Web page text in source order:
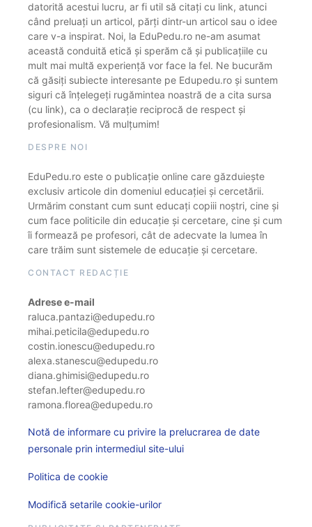
datorită acestui lucru, ar fi util să citați cu link, atunci
când preluați un articol, părți dintr-un articol sau o idee
care v-a inspirat. Noi, la EduPedu.ro ne-am asumat
această conduită etică și sperăm că și publicațiile cu
mult mai multă experiență vor face la fel. Ne bucurăm
că găsiți subiecte interesante pe Edupedu.ro și suntem
siguri că înțelegeți rugămintea noastră de a cita sursa
(cu link), ca o declarație reciprocă de respect și
profesionalism. Vă mulțumim!
DESPRE NOI
EduPedu.ro este o publicație online care găzduiește
exclusiv articole din domeniul educației și cercetării.
Urmărim constant cum sunt educați copiii noștri, cine și
cum face politicile din educație și cercetare, cine și cum
îi formează pe profesori, cât de adecvate la lumea în
care trăim sunt sistemele de educație și cercetare.
CONTACT REDACȚIE
Adrese e-mail
raluca.pantazi@edupedu.ro
mihai.peticila@edupedu.ro
costin.ionescu@edupedu.ro
alexa.stanescu@edupedu.ro
diana.ghimisi@edupedu.ro
stefan.lefter@edupedu.ro
ramona.florea@edupedu.ro
Notă de informare cu privire la prelucrarea de date
personale prin intermediul site-ului
Politica de cookie
Modifică setarile cookie-urilor